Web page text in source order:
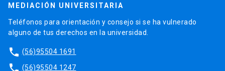
MEDIACIÓN UNIVERSITARIA
Teléfonos para orientación y consejo si se ha vulnerado
alguno de tus derechos en la universidad.
phone (56)95504 1691
phone (56)95504 1247